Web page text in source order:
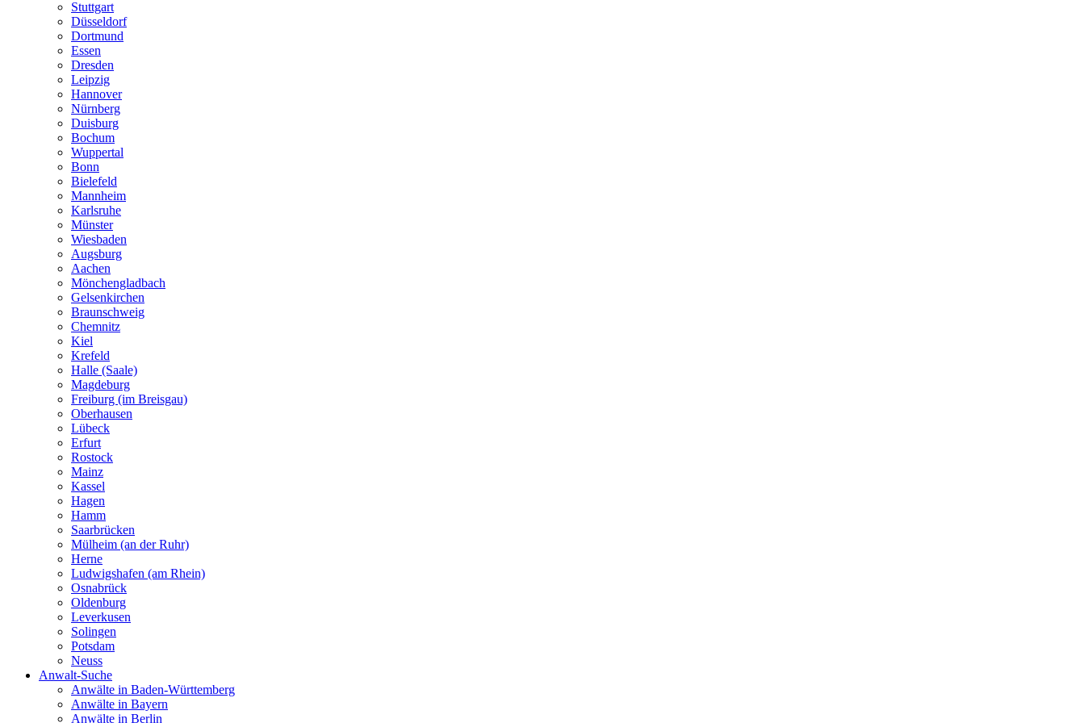
Stuttgart
Düsseldorf
Dortmund
Essen
Dresden
Leipzig
Hannover
Nürnberg
Duisburg
Bochum
Wuppertal
Bonn
Bielefeld
Mannheim
Karlsruhe
Münster
Wiesbaden
Augsburg
Aachen
Mönchengladbach
Gelsenkirchen
Braunschweig
Chemnitz
Kiel
Krefeld
Halle (Saale)
Magdeburg
Freiburg (im Breisgau)
Oberhausen
Lübeck
Erfurt
Rostock
Mainz
Kassel
Hagen
Hamm
Saarbrücken
Mülheim (an der Ruhr)
Herne
Ludwigshafen (am Rhein)
Osnabrück
Oldenburg
Leverkusen
Solingen
Potsdam
Neuss
Anwalt-Suche
Anwälte in Baden-Württemberg
Anwälte in Bayern
Anwälte in Berlin